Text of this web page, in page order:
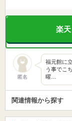
楽
匿名
福元館に
う事でこ
曜…
関連情報から探す